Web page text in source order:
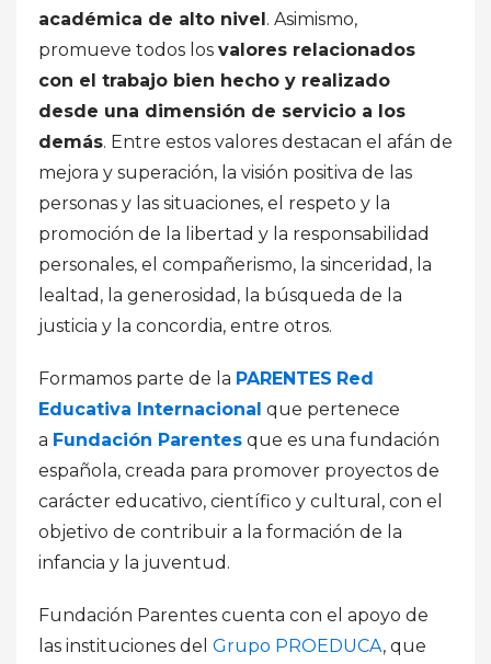
académica de alto nivel. Asimismo,
promueve todos los valores relacionados
con el trabajo bien hecho y realizado
desde una dimensión de servicio a los
demás. Entre estos valores destacan el afán de
mejora y superación, la visión positiva de las
personas y las situaciones, el respeto y la
promoción de la libertad y la responsabilidad
personales, el compañerismo, la sinceridad, la
lealtad, la generosidad, la búsqueda de la
justicia y la concordia, entre otros.
Formamos parte de la PARENTES Red
Educativa Internacional que pertenece
a Fundación Parentes que es una fundación
española, creada para promover proyectos de
carácter educativo, científico y cultural, con el
objetivo de contribuir a la formación de la
infancia y la juventud.
Fundación Parentes cuenta con el apoyo de
las instituciones del Grupo PROEDUCA, que